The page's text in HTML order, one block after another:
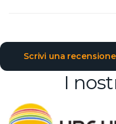
Scrivi una recensione
I